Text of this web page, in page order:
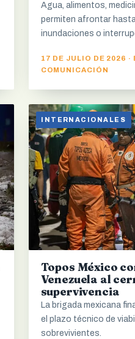
Agua, alimentos,
permiten afrontar
inundaciones o
17 DE JULIO DE 2026 ·
COMUNICACIÓN
INTERNACIONALES
Topos México
Venezuela al
supervivencia
La brigada mexicana
el plazo técnico de
sobrevivientes.